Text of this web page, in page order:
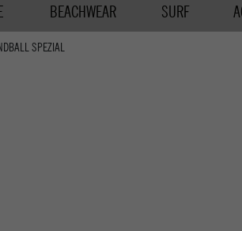
BEACHWEAR SURF
SPEZIAL